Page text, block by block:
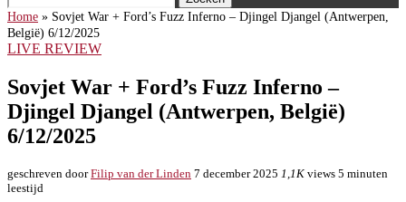
Home » Sovjet War + Ford’s Fuzz Inferno – Djingel Djangel (Antwerpen,
België) 6/12/2025
LIVE REVIEW
Sovjet War + Ford’s Fuzz Inferno –
Djingel Djangel (Antwerpen, België)
6/12/2025
geschreven doorFilip van der Linden 7 december 2025 1,1K views 5 minuten
leestijd